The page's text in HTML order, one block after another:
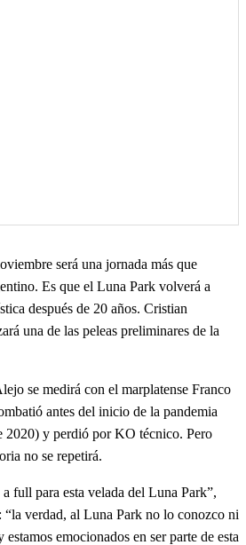
será una jornada más que
Es que el Luna Park volverá a
después de 20 años. Cristian
una de las peleas preliminares de la
se medirá con el marplatense Franco
antes del inicio de la pandemia
2020) y perdió por KO técnico. Pero
no se repetirá.
full para esta velada del Luna Park”,
“la verdad, al Luna Park no lo conozco ni
emocionados en ser parte de esta